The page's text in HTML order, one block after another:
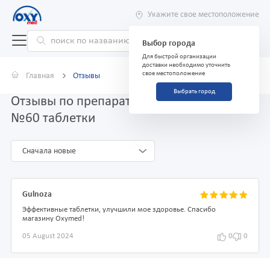
Укажите свое местоположение
Выбор города
Для быстрой организации
доставки необходимо уточнить
свое местоположение
Выбрать город
Главная Отзывы
Отзывы по препарату Тромбонет 75 мг
№60 таблетки
Сначала новые
Gulnoza
Эффективные таблетки, улучшили мое здоровье. Спасибо
магазину Oxymed!
05 August 2024 0 0